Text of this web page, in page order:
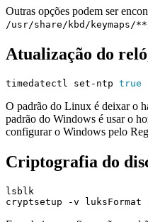
Outras opções podem ser
/usr/share/kbd/keymaps/
Atualização do
timedatectl set-ntp true
O padrão do Linux é deixar o
padrão do Windows é usar o
configurar o Windows pelo
Criptografia do